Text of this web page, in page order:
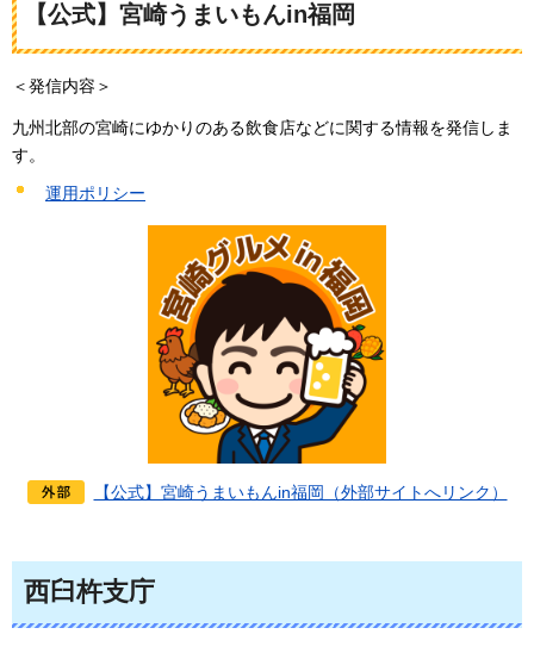
【公式】宮崎うまいもんin福岡
＜発信内容＞
九州北部の宮崎にゆかりのある飲食店などに関する情報を発信しま
す。
運用ポリシー
【公式】宮崎うまいもんin福岡（外部サイトへリンク）
西臼杵支庁